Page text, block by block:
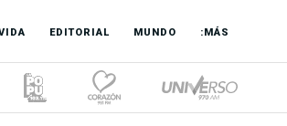
EDITORIAL MUNDO :MÁS